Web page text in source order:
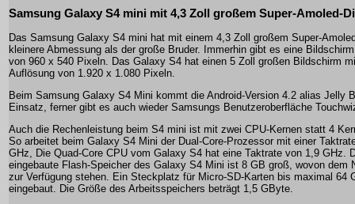
Samsung Galaxy S4 mini mit 4,3 Zoll großem Super-Amoled-
Das Samsung Galaxy S4 mini hat mit einem 4,3 Zoll großem Super-
kleinere Abmessung als der große Bruder. Immerhin gibt es eine
von 960 x 540 Pixeln. Das Galaxy S4 hat einen 5 Zoll großen Bildschirm
Auflösung von 1.920 x 1.080 Pixeln.
Beim Samsung Galaxy S4 Mini kommt die Android-Version 4.2 alias Jelly
Einsatz, ferner gibt es auch wieder Samsungs Benutzeroberfläche
Auch die Rechenleistung beim S4 mini ist mit zwei CPU-Kernen statt 4
So arbeitet beim Galaxy S4 Mini der Dual-Core-Prozessor mit einer
GHz, Die Quad-Core CPU vom Galaxy S4 hat eine Taktrate von 1,9 GHz.
eingebaute Flash-Speicher des Galaxy S4 Mini ist 8 GB groß, wovon dem
zur Verfügung stehen. Ein Steckplatz für Micro-SD-Karten bis maximal 64
eingebaut. Die Größe des Arbeitsspeichers beträgt 1,5 GByte.